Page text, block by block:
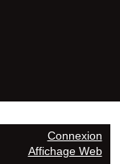
Connexion
Affichage Web